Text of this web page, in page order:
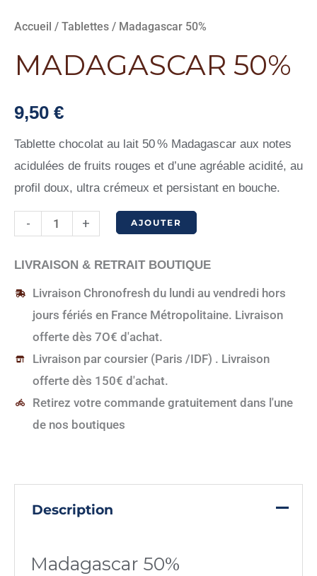
Accueil / Tablettes / Madagascar 50%
MADAGASCAR 50%
9,50 €
Tablette chocolat au lait 50 % Madagascar aux notes
acidulées de fruits rouges et d’une agréable acidité, au
profil doux, ultra crémeux et persistant en bouche.
-
quantité
Madagascar
50%
+ AJOUTER
LIVRAISON & RETRAIT BOUTIQUE
Livraison Chronofresh du lundi au vendredi hors
jours fériés en France Métropolitaine. Livraison
offerte dès 7O€ d'achat.
Livraison par coursier (Paris /IDF) . Livraison
offerte dès 150€ d'achat.
Retirez votre commande gratuitement dans l'une
de nos boutiques
Description
Madagascar 50%